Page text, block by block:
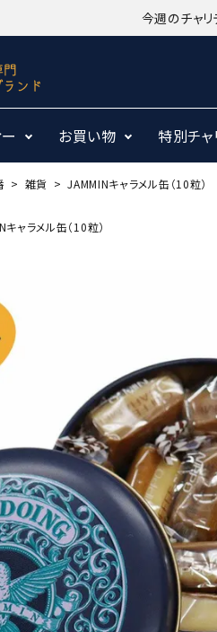
今週のチャ
お買い物 特別チ
雑貨 JAMMINキャラメル缶（10粒）
ャラメル缶（10粒）